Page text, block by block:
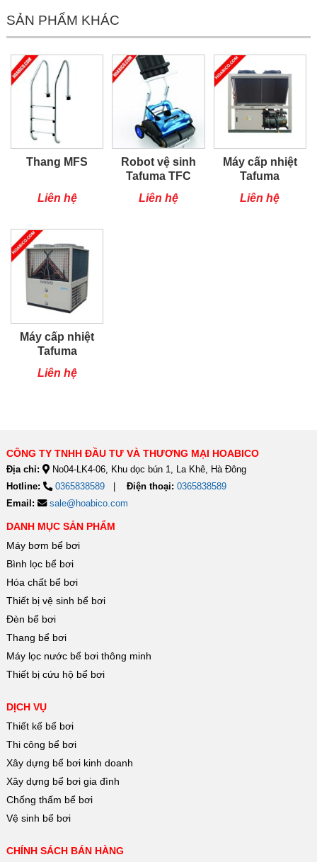
SẢN PHẨM KHÁC
Thang MFS
Liên hệ
Robot vệ sinh
Tafuma TFC
200H
Liên hệ
Máy cấp nhiệt
Tafuma
TSQ100RP
Liên hệ
Máy cấp nhiệt
Tafuma
Liên hệ
CÔNG TY TNHH ĐẦU TƯ VÀ THƯƠNG MẠI HOABICO
Địa chỉ:
No04-LK4-06, Khu dọc bún 1, La Khê, Hà Đông
Hotline:
0365838589 Điện thoại: 0365838589
Email:
sale@hoabico.com
DANH MỤC SẢN PHẨM
Máy bơm bể bơi
Bình lọc bể bơi
Hóa chất bể bơi
Thiết bị vệ sinh bể bơi
Đèn bể bơi
Thang bể bơi
Máy lọc nước bể bơi thông minh
Thiết bị cứu hộ bể bơi
DỊCH VỤ
Thiết kế bể bơi
Thi công bể bơi
Xây dựng bể bơi kinh doanh
Xây dựng bể bơi gia đình
Chống thấm bể bơi
Vệ sinh bể bơi
CHÍNH SÁCH BÁN HÀNG